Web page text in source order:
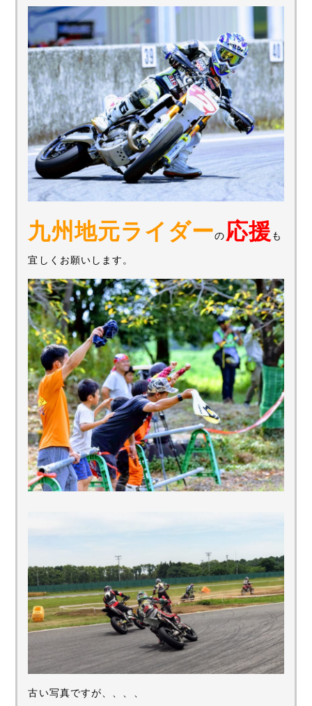
九州地元ライダーの 応援 も
宜しくお願いします。
古い写真ですが、、、、